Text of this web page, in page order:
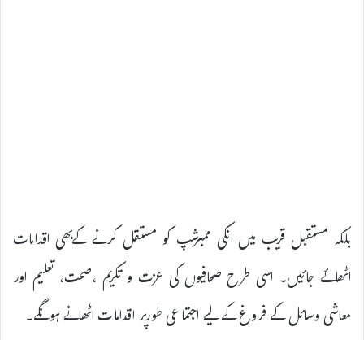
بلکہ مستقبل قریب میں انکی ممبرشپ کو مستقل کرنے کےبھی اقدامات
اٹھائے جائیں۔ اسی طرح صحافیوں کی عزت و تکریم ،صحت، تعلیم اور
معاشی وسائل کے فروغ کے لیے اجتماعی طورپر اقدامات اٹھانے ہونگے۔